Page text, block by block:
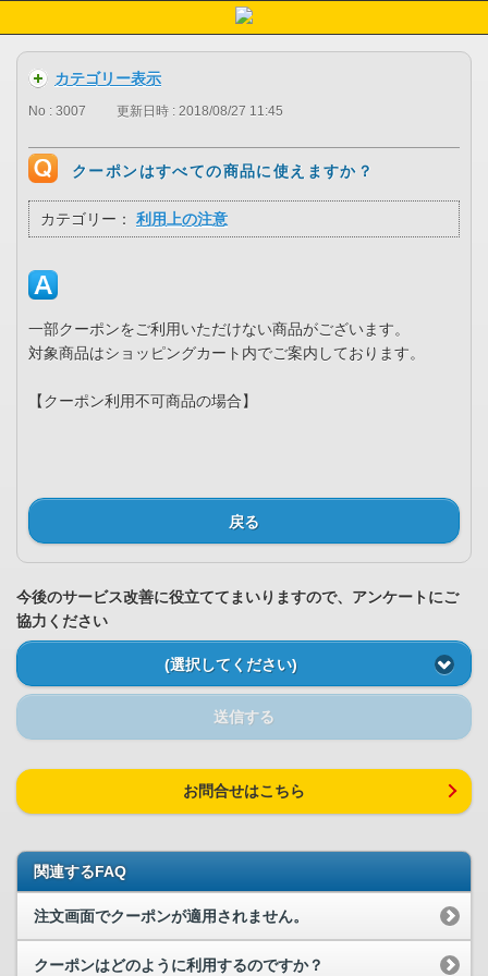
カテゴリー表示
No : 3007 更新日時 : 2018/08/27 11:45
クーポンはすべての商品に使えますか？
カテゴリー： 利用上の注意
一部クーポンをご利用いただけない商品がございます。
対象商品はショッピングカート内でご案内しております。
【クーポン利用不可商品の場合】
戻る
今後のサービス改善に役立ててまいりますので、アンケートにご
協力ください
(選択してください)
送信する
お問合せはこちら
関連するFAQ
注文画面でクーポンが適用されません。
クーポンはどのように利用するのですか？